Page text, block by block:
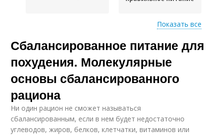
Пп для похудения
Похудения для
женщин
Питание для людей
Показать все
Сбалансированное питание для
похудения. Молекулярные
основы сбалансированного
рациона
Ни один рацион не сможет называться
сбалансированным, если в нем будет недостаточно
углеводов, жиров, белков, клетчатки, витаминов или